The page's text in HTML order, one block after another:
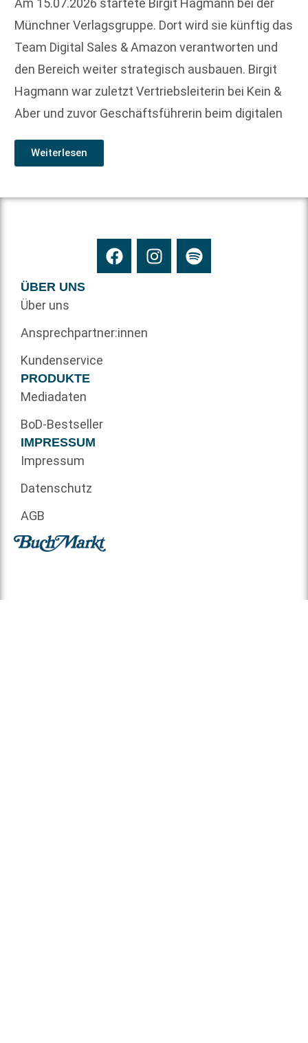
Am 15.07.2026 startete Birgit Hagmann bei der
Münchner Verlagsgruppe. Dort wird sie künftig das
Team Digital Sales & Amazon verantworten und
den Bereich weiter strategisch ausbauen. Birgit
Hagmann war zuletzt Vertriebsleiterin bei Kein &
Aber und zuvor Geschäftsführerin beim digitalen
Weiterlesen
ÜBER UNS
Über uns
Ansprechpartner:innen
Kundenservice
PRODUKTE
Mediadaten
BoD-Bestseller
IMPRESSUM
Impressum
Datenschutz
AGB